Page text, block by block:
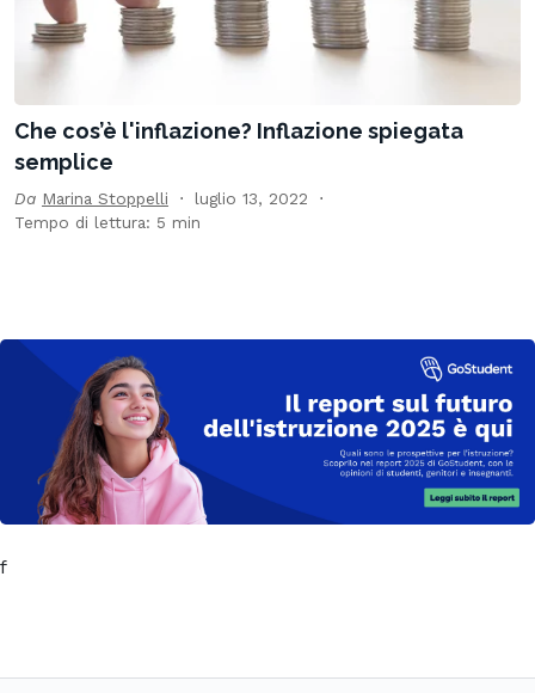
Che cos’è l'inflazione? Inflazione spiegata
semplice
Da Marina Stoppelli
luglio 13, 2022
Tempo di lettura: 5 min
f